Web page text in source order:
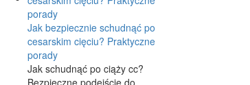
Jak bezpiecznie schudnąć po
cesarskim cięciu? Praktyczne
porady
Jak schudnąć po ciąży cc?
Bezpieczne podejście do